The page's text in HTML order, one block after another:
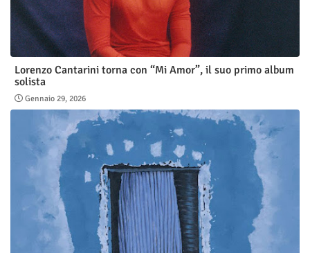
Lorenzo Cantarini torna con “Mi Amor”, il suo primo album
solista
Gennaio 29, 2026